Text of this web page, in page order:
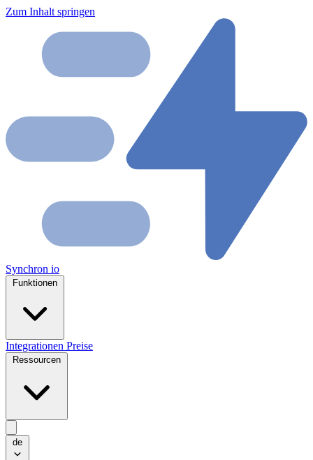
Zum Inhalt springen
Synchron io
Integrationen Preise
de